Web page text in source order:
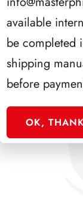
available
be completed
shipping
before
OK,